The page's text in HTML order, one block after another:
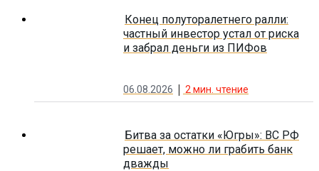
Конец полуторалетнего ралли:
частный инвестор устал от риска
и забрал деньги из ПИФов
06.08.2026 2 мин. чтение
Битва за остатки «Югры»: ВС РФ
решает, можно ли грабить банк
дважды